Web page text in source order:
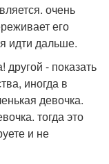
очень
его
идти дальше.
- показать
иногда в
девочка.
тогда это
и не